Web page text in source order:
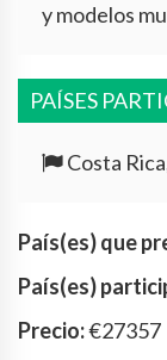
y modelos
PAÍSES
Costa
País(es) que
País(es)
Precio:€27357